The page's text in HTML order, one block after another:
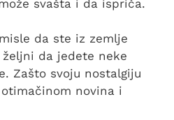
svašta i da ispriča.
da ste iz zemlje
da jedete neke
Zašto svoju nostalgiju
novina i